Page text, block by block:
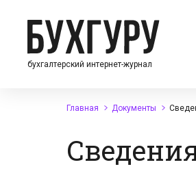
бухгалтерский интернет-журнал
Главная Документы